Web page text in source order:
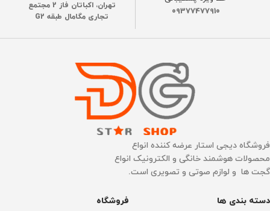
09377477910
تهران، اکباتان فاز 2 مجتمع
تجاری مگامال طبقه G2
فروشگاه دیجی استار عرضه کننده انواع
محصولات هوشمند خانگی و الکترونیک انواع
گجت ها و لوازم صوتی و تصویری است.
دسته بندی ها
فروشگاه